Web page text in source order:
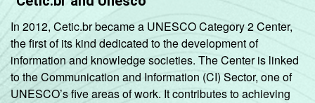
In 2012, Cetic.br became a UNESCO Category 2 Center,
the first of its kind dedicated to the development of
information and knowledge societies. The Center is linked
to the Communication and Information (CI) Sector, one of
UNESCO’s five areas of work. It contributes to achieving